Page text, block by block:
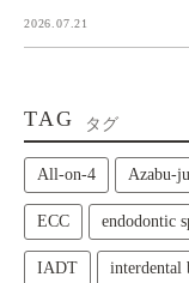
2026.07.21
TAG タグ
All‑on‑4 Azabu-
ECC endodontic
IADT interdental